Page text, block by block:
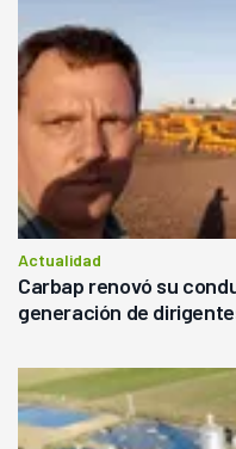
Actualidad
Carbap renovó su
generación de